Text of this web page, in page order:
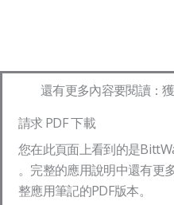
還有更多內容要閱讀：
請求 PDF 下載
您在此頁面上看到的是
。完整的應用說明中還有更
整應用筆記的PDF版本。